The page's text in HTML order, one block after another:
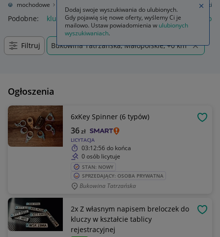
samochodowe Kluczyki
Podobne: kluczyk klamka okienna z kluczykiem klamki do
Filtruj Bukowina Tatrzańska, Małopolskie, +0 km
Ogłoszenia
6xKey Spinner (6 typów)
LICYTACJA
36zł
03:12:56do końca
0 osób licytuje
STAN: NOWY
SPRZEDAJĄCY: OSOBA PRYWATNA
Bukowina Tatrzańska
2x Z własnym napisem breloczek do
kluczy w kształcie tablicy
rejestracyjnej
Dodaj swoje wyszukiwania do ulubionych.
Gdy pojawią się nowe oferty, wyślemy Ci je
mailowo. Ustaw powiadomienia w ulubionych
wyszukiwaniach.